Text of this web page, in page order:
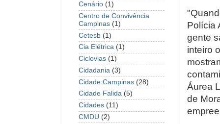
Polícia
gente
inteiro
Áurea
de
Cenário (1)
Centro de Convivência
Campinas (1)
Cetesb (1)
Cia Elétrica (1)
Ciclovias (1)
Cidadania (3)
Cidade Campinas (28)
Cidade Falida (5)
Cidades (11)
CMDU (2)